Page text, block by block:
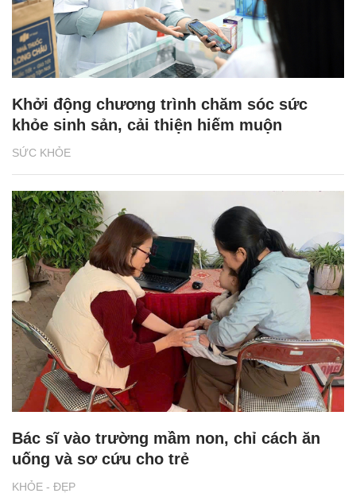
SỨC KHỎE
Khởi động chương trình chăm sóc sức
khỏe sinh sản, cải thiện hiếm muộn
KHỎE - ĐẸP
Bác sĩ vào trường mầm non, chỉ cách ăn
uống và sơ cứu cho trẻ